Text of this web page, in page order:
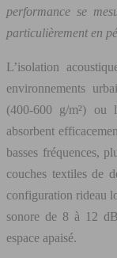
performance se
particulièrement en
L’isolation
environnements
(400-600 g/m²) ou
absorbent
basses fréquences,
couches textiles de
configuration rideau
sonore de 8 à 12
espace apaisé.